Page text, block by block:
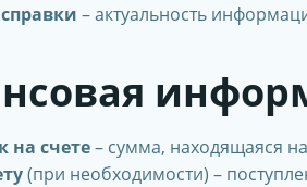
– актуальность
на счете– сумма, находящаяся
(при необходимости) –